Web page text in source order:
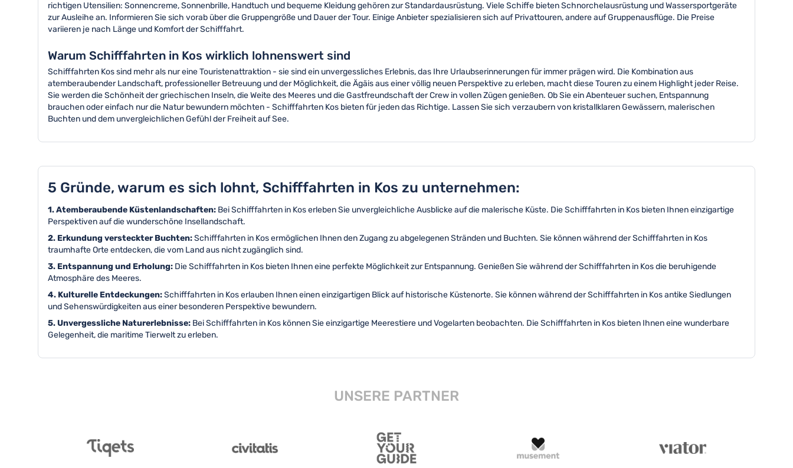
richtigen Utensilien: Sonnencreme, Sonnenbrille, Handtuch und bequeme Kleidung gehören zur Standardausrüstung. Viele Schiffe bieten Schnorchelausrüstung und Wassersportgeräte
zur Ausleihe an. Informieren Sie sich vorab über die Gruppengröße und Dauer der Tour. Einige Anbieter spezialisieren sich auf Privattouren, andere auf Gruppenausflüge. Die Preise
variieren je nach Länge und Komfort der Schifffahrt.
Warum Schifffahrten in Kos wirklich lohnenswert sind
Schifffahrten Kos sind mehr als nur eine Touristenattraktion - sie sind ein unvergessliches Erlebnis, das Ihre Urlaubserinnerungen für immer prägen wird. Die Kombination aus
atemberaubender Landschaft, professioneller Betreuung und der Möglichkeit, die Ägäis aus einer völlig neuen Perspektive zu erleben, macht diese Touren zu einem Highlight jeder Reise.
Sie werden die Schönheit der griechischen Inseln, die Weite des Meeres und die Gastfreundschaft der Crew in vollen Zügen genießen. Ob Sie ein Abenteuer suchen, Entspannung
brauchen oder einfach nur die Natur bewundern möchten - Schifffahrten Kos bieten für jeden das Richtige. Lassen Sie sich verzaubern von kristallklaren Gewässern, malerischen
Buchten und dem unvergleichlichen Gefühl der Freiheit auf See.
5 Gründe, warum es sich lohnt, Schifffahrten in Kos zu unternehmen:
1. Atemberaubende Küstenlandschaften: Bei Schifffahrten in Kos erleben Sie unvergleichliche Ausblicke auf die malerische Küste. Die Schifffahrten in Kos bieten Ihnen einzigartige
Perspektiven auf die wunderschöne Insellandschaft.
2. Erkundung versteckter Buchten:Schifffahrten in Kos ermöglichen Ihnen den Zugang zu abgelegenen Stränden und Buchten. Sie können während der Schifffahrten in Kos
traumhafte Orte entdecken, die vom Land aus nicht zugänglich sind.
3. Entspannung und Erholung: Die Schifffahrten in Kos bieten Ihnen eine perfekte Möglichkeit zur Entspannung. Genießen Sie während der Schifffahrten in Kos die beruhigende
Atmosphäre des Meeres.
4. Kulturelle Entdeckungen:Schifffahrten in Kos erlauben Ihnen einen einzigartigen Blick auf historische Küstenorte. Sie können während der Schifffahrten in Kos antike Siedlungen
und Sehenswürdigkeiten aus einer besonderen Perspektive bewundern.
5. Unvergessliche Naturerlebnisse: Bei Schifffahrten in Kos können Sie einzigartige Meerestiere und Vogelarten beobachten. Die Schifffahrten in Kos bieten Ihnen eine wunderbare
Gelegenheit, die maritime Tierwelt zu erleben.
UNSERE PARTNER